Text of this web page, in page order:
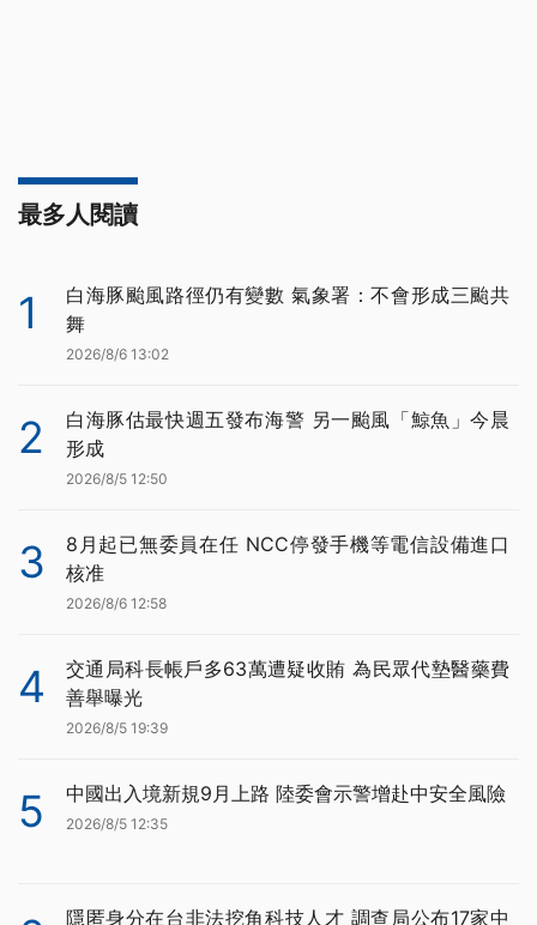
最多人閱讀
1
白海豚颱風路徑仍有變數 氣象署：不會形成三颱共
舞
2026/8/6 13:02
2
白海豚估最快週五發布海警 另一颱風「鯨魚」今晨
形成
2026/8/5 12:50
3
8月起已無委員在任 NCC停發手機等電信設備進口
核准
2026/8/6 12:58
4
交通局科長帳戶多63萬遭疑收賄 為民眾代墊醫藥費
善舉曝光
2026/8/5 19:39
5 中國出入境新規9月上路 陸委會示警增赴中安全風險
2026/8/5 12:35
隱匿身分在台非法挖角科技人才 調查局公布17家中